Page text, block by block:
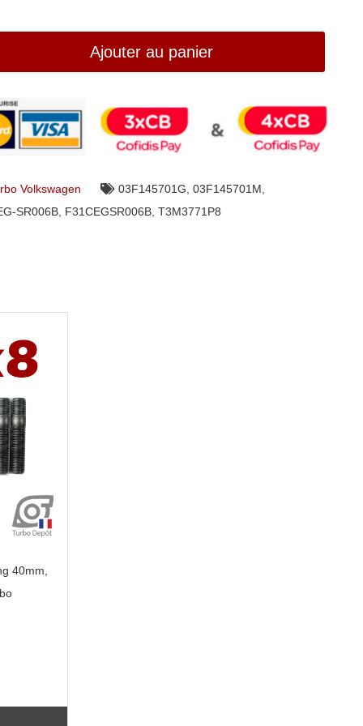
Ajouter au panier
Volkswagen 03F145701G 03F145701M
SR006B, F31CEGSR006B, T3M3771P8
40mm,